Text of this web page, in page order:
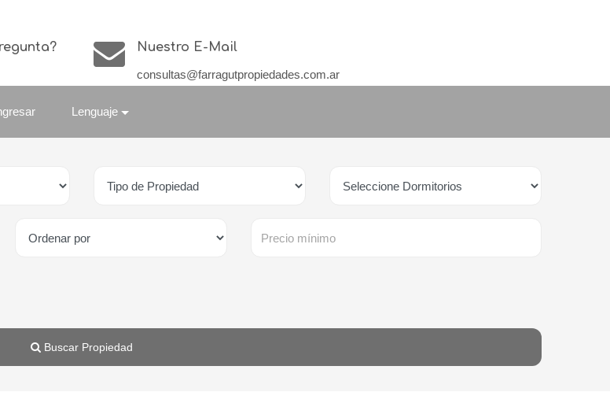
Nuestro E-Mail
consultas@farragutpropiedades.com.ar
Lenguaje
Buscar Propiedad